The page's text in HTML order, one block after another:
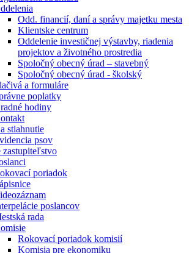
Odd. financií, daní a správy majetku mesta
Klientske centrum
Oddelenie investičnej výstavby, riadenia
projektov a životného prostredia
Spoločný obecný úrad – stavebný
Spoločný obecný úrad - školský
a formuláre
poplatky
hodiny
stiahnutie
psov
zastupiteľstvo
poriadok
poslancov
rada
Rokovací poriadok komisií
Komisia pre ekonomiku